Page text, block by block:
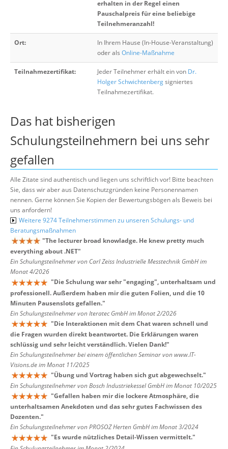
erhalten in der Regel einen
Pauschalpreis für eine beliebige
Teilnehmeranzahl!
Ort:
In Ihrem Hause (In-House-Veranstaltung)
oder als Online-Maßnahme
Teilnahmezertifikat: Jeder Teilnehmer erhält ein von Dr.
Holger Schwichtenbergsigniertes
Teilnahmezertifikat.
Das hat bisherigen
Schulungsteilnehmern bei uns sehr
gefallen
Alle Zitate sind authentisch und liegen uns schriftlich vor! Bitte beachten
Sie, dass wir aber aus Datenschutzgründen keine Personennamen
nennen. Gerne können Sie Kopien der Bewertungsbögen als Beweis bei
uns anfordern!
Weitere 9274 Teilnehmerstimmen zu unseren Schulungs- und
Beratungsmaßnahmen
"The lecturer broad knowladge. He knew pretty much
everything about .NET"
Ein Schulungsteilnehmer von Carl Zeiss Industrielle Messtechnik GmbH im
Monat 4/2026
"Die Schulung war sehr "engaging", unterhaltsam und
professionell. Außerdem haben mir die guten Folien, und die 10
Minuten Pausenslots gefallen."
Ein Schulungsteilnehmer von Iteratec GmbH im Monat 2/2026
"Die Interaktionen mit dem Chat waren schnell und
die Fragen wurden direkt beantwortet. Die Erklärungen waren
schlüssig und sehr leicht verständlich. Vielen Dank!"
Ein Schulungsteilnehmer bei einem öffentlichen Seminar von www.IT-
Visions.de im Monat 11/2025
"Übung und Vortrag haben sich gut abgewechselt."
Ein Schulungsteilnehmer von Bosch Industriekessel GmbH im Monat 10/2025
"Gefallen haben mir die lockere Atmosphäre, die
unterhaltsamen Anekdoten und das sehr gutes Fachwissen des
Dozenten."
Ein Schulungsteilnehmer von PROSOZ Herten GmbH im Monat 3/2024
"Es wurde nützliches Detail-Wissen vermittelt."